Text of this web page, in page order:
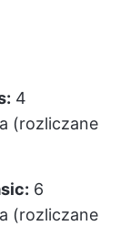
4
(rozliczane
6
(rozliczane